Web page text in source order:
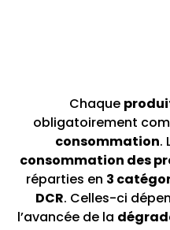
Chaque
obligatoirement
consommation.
consommation des
réparties en 3
DCR. Celles-ci
l’avancée de la